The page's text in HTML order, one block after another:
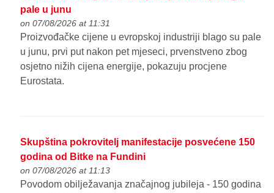
pale u junu
on 07/08/2026 at 11:31
Proizvođačke cijene u evropskoj industriji blago su pale
u junu, prvi put nakon pet mjeseci, prvenstveno zbog
osjetno nižih cijena energije, pokazuju procjene
Eurostata.
Skupština pokrovitelj manifestacije posvećene 150
godina od Bitke na Fundini
on 07/08/2026 at 11:13
Povodom obilježavanja značajnog jubileja - 150 godina